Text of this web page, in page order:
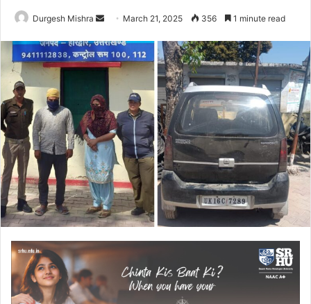
Durgesh Mishra
Send
email
March 21, 2025 356 1 minute read